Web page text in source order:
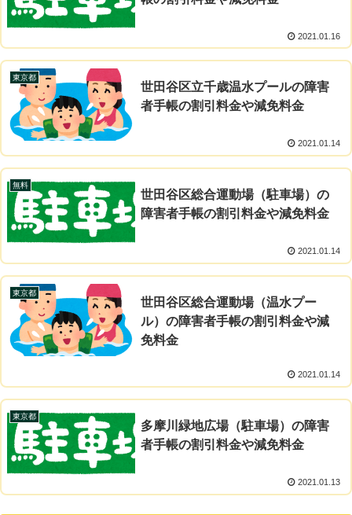
2021.01.16
東京都
世田谷区立千歳温水プールの障害
者手帳の割引料金や減免料金
2021.01.14
無料
世田谷区総合運動場（駐車場）の
障害者手帳の割引料金や減免料金
2021.01.14
東京都
世田谷区総合運動場（温水プー
ル）の障害者手帳の割引料金や減
免料金
2021.01.14
東京都
多摩川緑地広場（駐車場）の障害
者手帳の割引料金や減免料金
2021.01.13